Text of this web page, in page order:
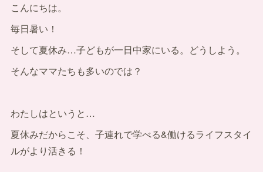
こんにちは。
毎日暑い！
そして夏休み…子どもが一日中家にいる。どうしよう。
そんなママたちも多いのでは？
わたしはというと…
夏休みだからこそ、子連れで学べる&働けるライフスタイ
ルがより活きる！